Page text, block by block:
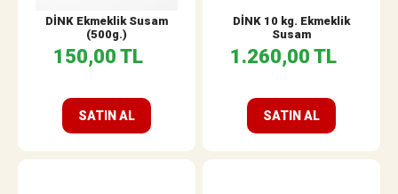
DİNK Ekmeklik Susam
(500g.)
150,00 TL
SATIN AL
DİNK 10 kg. Ekmeklik
Susam
1.260,00 TL
SATIN AL